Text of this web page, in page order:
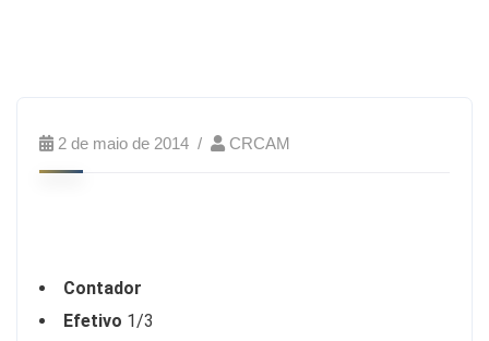
2 de maio de 2014 CRCAM
Contador
Efetivo 1/3